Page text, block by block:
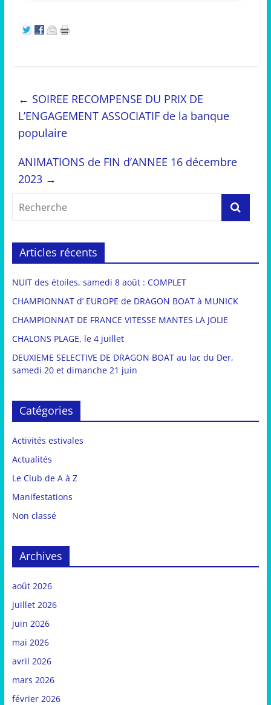
← SOIREE RECOMPENSE DU PRIX DE
L’ENGAGEMENT ASSOCIATIF de la banque
populaire
ANIMATIONS de FIN d’ANNEE 16 décembre
2023 →
Articles récents
NUIT des étoiles, samedi 8 août : COMPLET
CHAMPIONNAT d’ EUROPE de DRAGON BOAT à MUNICK
CHAMPIONNAT DE FRANCE VITESSE MANTES LA JOLIE
CHALONS PLAGE, le 4 juillet
DEUXIEME SELECTIVE DE DRAGON BOAT au lac du Der,
samedi 20 et dimanche 21 juin
Catégories
Activités estivales
Actualités
Le Club de A à Z
Manifestations
Non classé
Archives
août 2026
juillet 2026
juin 2026
mai 2026
avril 2026
mars 2026
février 2026